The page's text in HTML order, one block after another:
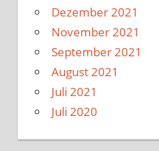
Dezember 2021
November 2021
September 2021
August 2021
Juli 2021
Juli 2020